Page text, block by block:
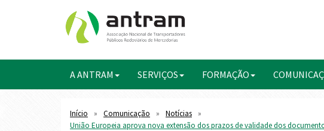
A ANTRAM SERVIÇOS FORMAÇÃO
Início Comunicação
Notícias
União Europeia aprova nova extensão dos prazos de validade dos